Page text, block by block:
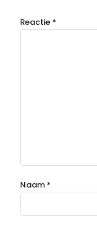
Reactie *
Naam *